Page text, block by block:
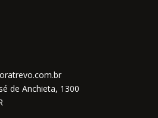
de Anchieta, 1300